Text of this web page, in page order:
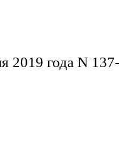
2019 года N